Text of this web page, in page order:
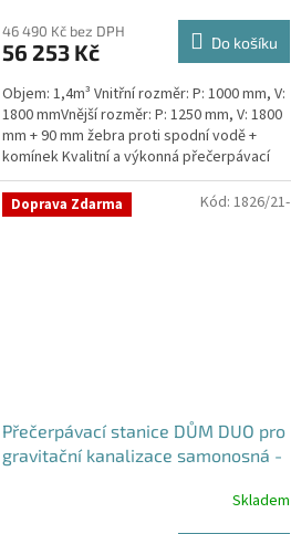
46 490 Kč bez DPH
56 253 Kč Do košíku
Objem: 1,4m³ Vnitřní rozměr: P: 1000 mm, V:
1800 mmVnější rozměr: P: 1250 mm, V: 1800
mm + 90 mm žebra proti spodní vodě +
komínek Kvalitní a výkonná přečerpávací
stanice k...
Doprava Zdarma
Přečerpávací stanice DŮM DUO pro
gravitační kanalizace samonosná -
Skladem
Kód: 1826/21-